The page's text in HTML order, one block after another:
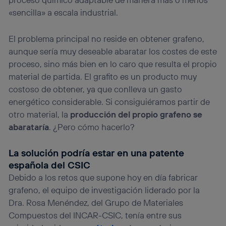
«sencilla» a escala industrial.
El problema principal no reside en obtener grafeno,
aunque sería muy deseable abaratar los costes de este
proceso, sino más bien en lo caro que resulta el propio
material de partida. El grafito es un producto muy
costoso de obtener, ya que conlleva un gasto
energético considerable. Si consiguiéramos partir de
otro material, la producción del propio grafeno se
abarataría. ¿Pero cómo hacerlo?
La solución podría estar en una patente
española del CSIC
Debido a los retos que supone hoy en día fabricar
grafeno, el equipo de investigación liderado por la
Dra. Rosa Menéndez, del Grupo de Materiales
Compuestos del INCAR-CSIC, tenía entre sus